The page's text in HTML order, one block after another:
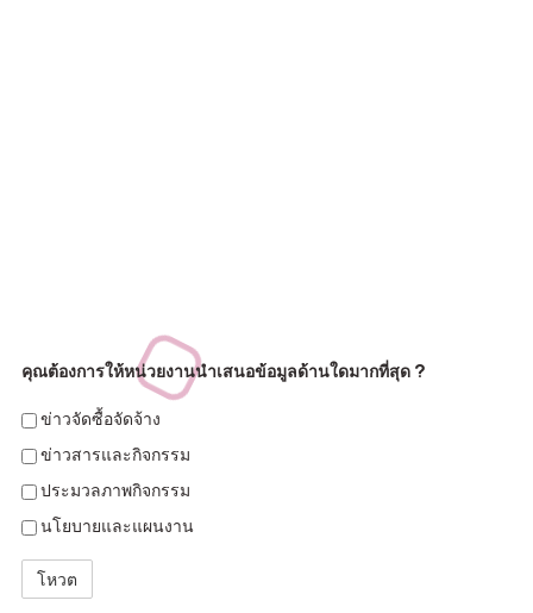
คุณต้องการให้หน่วยงานนำเสนอข้อมูลด้านใดมากที่สุด ?
ข่าวจัดซื้อจัดจ้าง
ข่าวสารและกิจกรรม
ประมวลภาพกิจกรรม
นโยบายและแผนงาน